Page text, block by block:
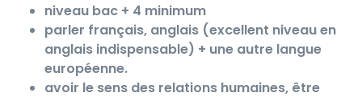
niveau bac + 4 minimum
parler français, anglais (excellent niveau en
anglais indispensable) + une autre langue
européenne.
avoir le sens des relations humaines, être